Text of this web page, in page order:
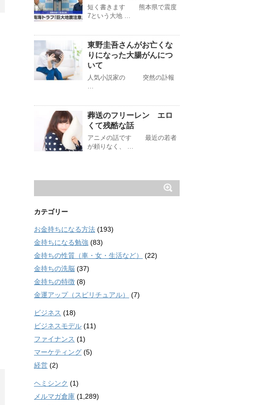
短く書きます 熊本県で震度
7という大地 …
東野圭吾さんがお亡くな
りになった大腸がんにつ
いて
人気小説家の 突然の訃報
…
葬送のフリーレン エロ
くて残酷な話
アニメの話です 最近の若者
が頼りなく、 …
カテゴリー
お金持ちになる方法 (193)
金持ちになる勉強 (83)
金持ちの性質（車・女・生活など）
(22)
金持ちの洗脳 (37)
金持ちの特徴 (8)
金運アップ（スピリチュアル）
(7)
ビジネス (18)
ビジネスモデル (11)
ファイナンス (1)
マーケティング (5)
経営 (2)
ヘミシンク (1)
メルマガ倉庫 (1,289)